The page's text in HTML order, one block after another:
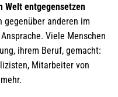
Welt entgegensetzen
gegenüber anderen im
Viele Menschen
ihrem Beruf, gemacht:
Mitarbeiter von